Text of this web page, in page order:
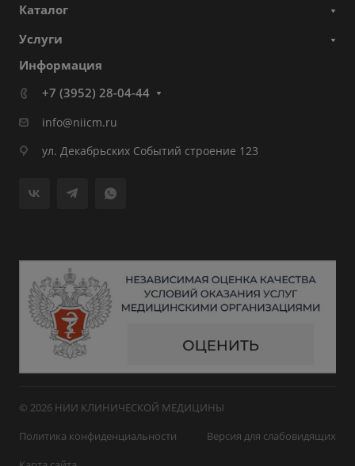
Каталог
Услуги
Информация
+7 (3952) 28-04-44
info@niicm.ru
ул. Декабрьских Событий строение 123
© 2026 НИИ КЛИНИЧЕСКОЙ МЕДИЦИНЫ
Политика конфиденциальности
Версия для слабовидящих